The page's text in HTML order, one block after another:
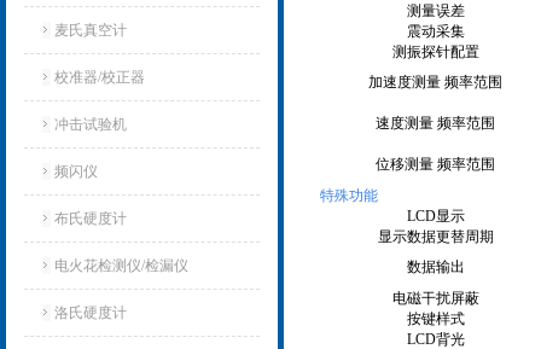
麦氏真空计
校准器/校正器
冲击试验机
频闪仪
布氏硬度计
电火花检测仪/检漏仪
洛氏硬度计
测量误差
震动采集
测振探针配置
加速度测量 频率范围
速度测量 频率范围
位移测量 频率范围
特殊功能
LCD显示
显示数据更替周期
数据输出
电磁干扰屏蔽
按键样式
LCD背光